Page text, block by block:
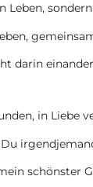
Leben,
darin
in Liebe
schönster